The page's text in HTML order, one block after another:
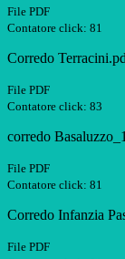
File PDF
Contatore click: 81
Corredo
File PDF
Contatore click: 83
corredo
File PDF
Contatore click: 81
Corredo Infanzia
File PDF